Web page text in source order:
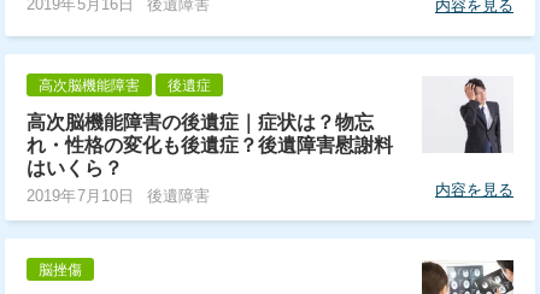
2019年5月16日 後遺障害 内容を見る
高次脳機能障害 後遺症
高次脳機能障害の後遺症｜症状は？物忘
れ・性格の変化も後遺症？後遺障害慰謝料
はいくら？
2019年7月10日 後遺障害 内容を見る
脳挫傷